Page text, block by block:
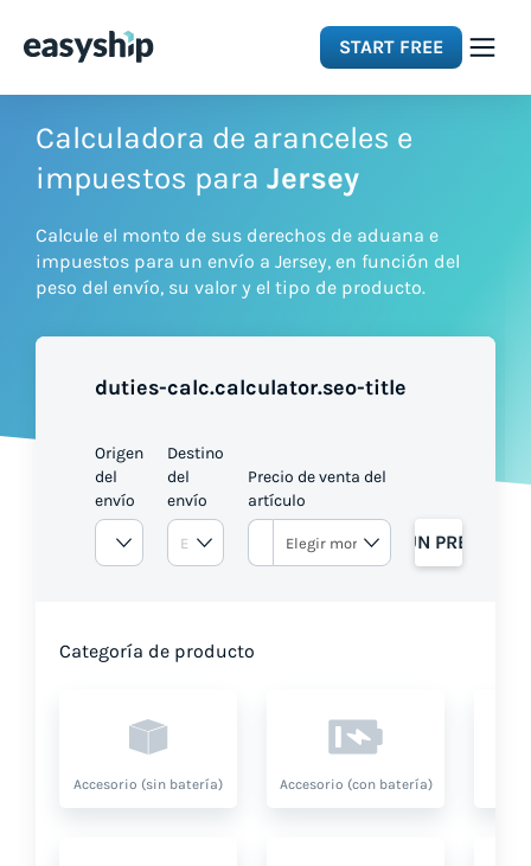
START FREE
Solutions
Integrations
Pricing
Calculadora de aranceles e
impuestos para Jersey
Calcule el monto de sus derechos de aduana e
impuestos para un envío a Jersey, en función del
peso del envío, su valor y el tipo de producto.
duties-calc.calculator.seo-title
Origen
del
envío
Destino
del
envío
Precio de venta del
artículo
OBTENGA UN
Categoría de producto
Accesorio (sin batería) Accesorio (con batería)